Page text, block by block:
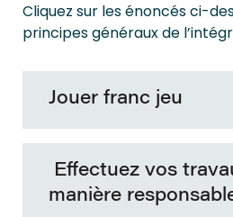
Cliquez sur les énoncés ci-
principes généraux de
Jouer franc jeu
Effectuez vos
manière